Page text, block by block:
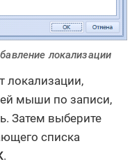
локализации
локализации,
мыши по записи,
Затем выберите
списка
.